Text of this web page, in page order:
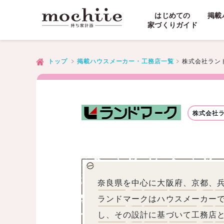
はじめての
家づくりガイド
掲載
トップ 掲載ハウスメーカー・工務店一覧 株式会社ラン
株式会社
奈良県を中心に大阪府、京都、
ランドマークはハウスメーカー
し、その設計に基づいて工務店